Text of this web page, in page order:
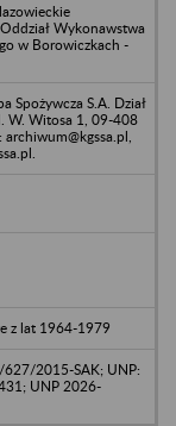
Wykonawstwa
w Borowiczkach -
Spożywcza S.A. Dział
W. Witosa 1, 09-408
archiwum@kgssa.pl,
z lat 1964-1979
2015-SAK; UNP:
UNP 2026-